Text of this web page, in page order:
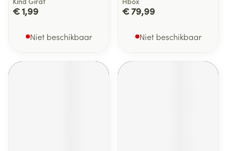
€ 1,99
Niet beschikbaar
€ 79,99
Niet beschikbaar